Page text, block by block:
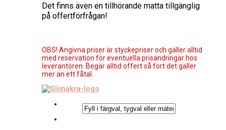
Det finns även en tillhörande matta tillgänglig
på offertförfrågan!
OBS! Angivna priser är styckepriser och gäller alltid
med reservation för eventuella prisändringar hos
leverantören. Begär alltid offert så fort det gäller
mer än ett fåtal.